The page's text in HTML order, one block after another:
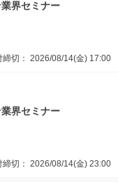
界セミナー
切： 2026/08/14(金) 17:00
界セミナー
切： 2026/08/14(金) 23:00